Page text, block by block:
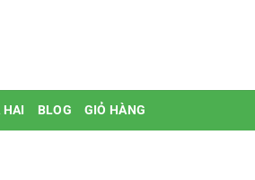
HAI BLOG GIỎ HÀNG